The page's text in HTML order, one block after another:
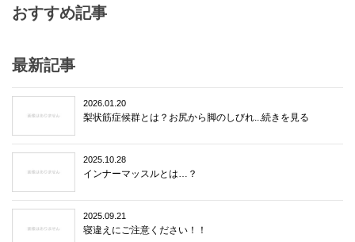
おすすめ記事
最新記事
2026.01.20
梨状筋症候群とは？お尻から脚のしびれ...続きを見る
2025.10.28
インナーマッスルとは…？
2025.09.21
寝違えにご注意ください！！